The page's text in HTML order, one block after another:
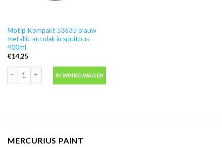
Motip Kompakt 53635 blauw
metallic autolak in spuitbus
400ml
€14,25
IN WINKELWAGEN
MERCURIUS PAINT